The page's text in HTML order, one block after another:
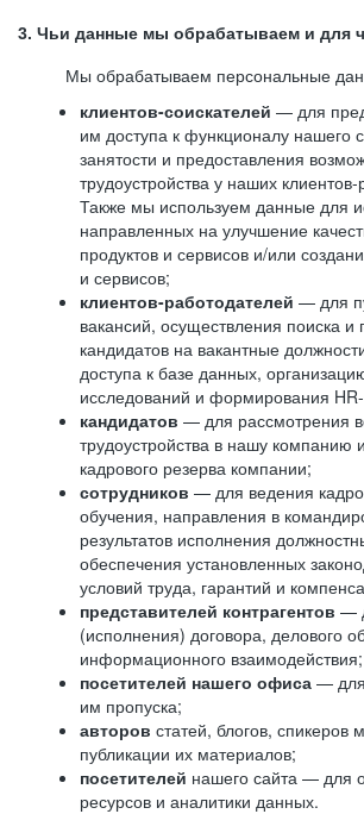
3. Чьи данные мы обрабатываем и для
Мы обрабатываем персональные
клиентов-соискателей — для
им доступа к функционалу нашего
занятости и предоставления
трудоустройства у наших
Также мы используем данные для
направленных на улучшение
продуктов и сервисов и/или
и сервисов;
клиентов-работодателей — для
вакансий, осуществления поиска и
кандидатов на вакантные
доступа к базе данных,
исследований и формирования
кандидатов — для рассмотрения
трудоустройства в нашу компанию
кадрового резерва компании;
сотрудников — для ведения
обучения, направления в
результатов исполнения
обеспечения установленных
условий труда, гарантий и
представителей контрагентов —
(исполнения) договора, делового
информационного взаимодействия;
посетителей нашего офиса —
им пропуска;
авторов статей, блогов,
публикации их материалов;
посетителей нашего сайта — для
ресурсов и аналитики данных.